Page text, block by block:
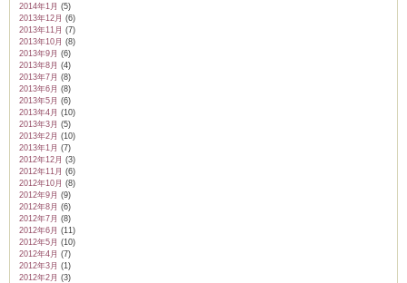
2014年1月 (5)
2013年12月 (6)
2013年11月 (7)
2013年10月 (8)
2013年9月 (6)
2013年8月 (4)
2013年7月 (8)
2013年6月 (8)
2013年5月 (6)
2013年4月 (10)
2013年3月 (5)
2013年2月 (10)
2013年1月 (7)
2012年12月 (3)
2012年11月 (6)
2012年10月 (8)
2012年9月 (9)
2012年8月 (6)
2012年7月 (8)
2012年6月 (11)
2012年5月 (10)
2012年4月 (7)
2012年3月 (1)
2012年2月 (3)